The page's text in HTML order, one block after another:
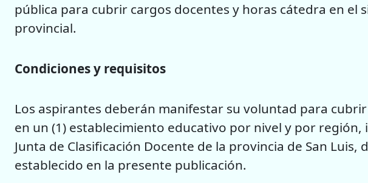
pública para cubrir cargos docentes y horas cátedra en el
provincial.
Condiciones y requisitos
Los aspirantes deberán manifestar su voluntad para
en un (1) establecimiento educativo por nivel y por región,
Junta de Clasificación Docente de la provincia de San Luis,
establecido en la presente publicación.